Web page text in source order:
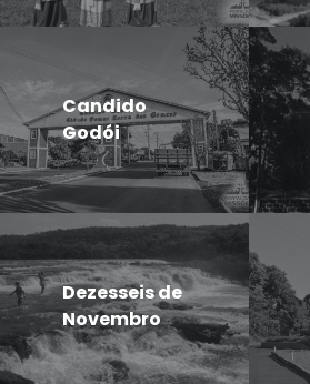
Candido
Godói
Dezesseis de
Novembro